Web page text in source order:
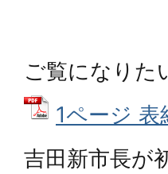
ご覧になりた
1ページ
吉田新市長が